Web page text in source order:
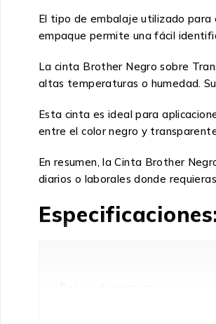
El tipo de embalaje utilizado para
empaque permite una fácil
La cinta Brother Negro sobre
altas temperaturas o humedad.
Esta cinta es ideal para
entre el color negro y
En resumen, la Cinta Brother
diarios o laborales donde